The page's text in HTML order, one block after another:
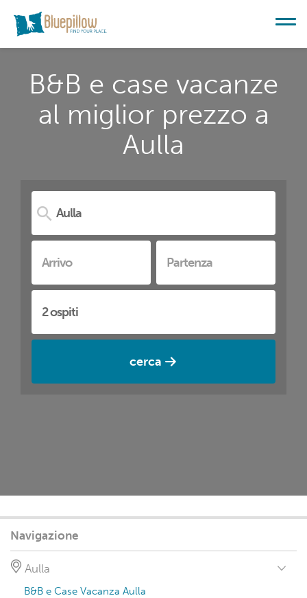
B&B e case vacanze
al miglior prezzo a
Aulla
cerca
Navigazione
Aulla
B&B e Case Vacanza Aulla